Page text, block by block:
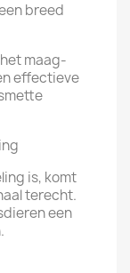
breed
maag-
effectieve
is, komt
terecht.
een